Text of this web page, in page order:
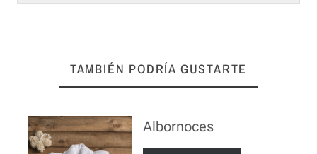
TAMBIÉN PODRÍA GUSTARTE
Albornoces